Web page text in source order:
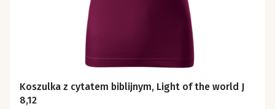
Koszulka z cytatem biblijnym, Light of the world J
8,12